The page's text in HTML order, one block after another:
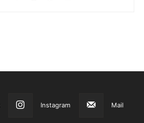
Instagram Mail